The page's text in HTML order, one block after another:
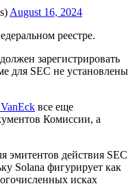
August 16, 2024
реестре.
зарегистрировать
для SEC не установлены
все еще
Комиссии, а
эмитентов действия SEC
Solana фигурирует как
исках